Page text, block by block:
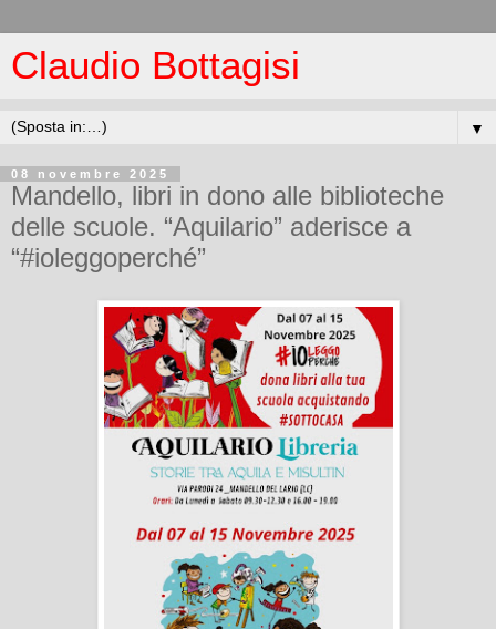
Claudio Bottagisi
▼
08 novembre 2025
Mandello, libri in dono alle biblioteche
delle scuole. “Aquilario” aderisce a
“#ioleggoperché”